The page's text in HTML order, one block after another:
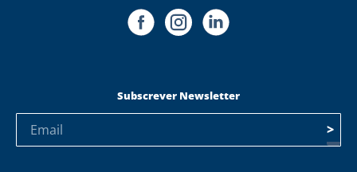
Subscrever Newsletter
>